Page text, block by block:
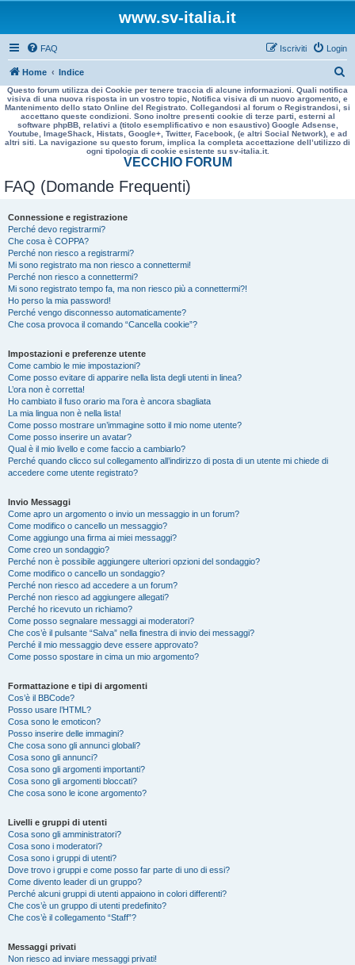
www.sv-italia.it
FAQ Login
Iscriviti
Home Indice
e
r
a
Questo forum utilizza dei Cookie per tenere traccia di alcune informazioni. Quali notifica
visiva di una nuova risposta in un vostro topic, Notifica visiva di un nuovo argomento, e
Mantenimento dello stato Online del Registrato. Collegandosi al forum o Registrandosi, si
accettano queste condizioni. Sono inoltre presenti cookie di terze parti, esterni al
software phpBB, relativi a (titolo esemplificativo e non esaustivo) Google Adsense,
Youtube, ImageShack, Histats, Google+, Twitter, Facebook, (e altri Social Network), e ad
altri siti. La navigazione su questo forum, implica la completa accettazione dell’utilizzo di
ogni tipologia di cookie esistente su sv-italia.it.
VECCHIO FORUM
FAQ (Domande Frequenti)
Connessione e registrazione
Perché devo registrarmi?
Che cosa è COPPA?
Perché non riesco a registrarmi?
Mi sono registrato ma non riesco a connettermi!
Perché non riesco a connettermi?
Mi sono registrato tempo fa, ma non riesco più a connettermi?!
Ho perso la mia password!
Perché vengo disconnesso automaticamente?
Che cosa provoca il comando “Cancella cookie”?
Impostazioni e preferenze utente
Come cambio le mie impostazioni?
Come posso evitare di apparire nella lista degli utenti in linea?
L’ora non è corretta!
Ho cambiato il fuso orario ma l’ora è ancora sbagliata
La mia lingua non è nella lista!
Come posso mostrare un’immagine sotto il mio nome utente?
Come posso inserire un avatar?
Qual è il mio livello e come faccio a cambiarlo?
Perché quando clicco sul collegamento all’indirizzo di posta di un utente mi chiede di
accedere come utente registrato?
Invio Messaggi
Come apro un argomento o invio un messaggio in un forum?
Come modifico o cancello un messaggio?
Come aggiungo una firma ai miei messaggi?
Come creo un sondaggio?
Perché non è possibile aggiungere ulteriori opzioni del sondaggio?
Come modifico o cancello un sondaggio?
Perché non riesco ad accedere a un forum?
Perché non riesco ad aggiungere allegati?
Perché ho ricevuto un richiamo?
Come posso segnalare messaggi ai moderatori?
Che cos’è il pulsante “Salva” nella finestra di invio dei messaggi?
Perché il mio messaggio deve essere approvato?
Come posso spostare in cima un mio argomento?
Formattazione e tipi di argomenti
Cos’è il BBCode?
Posso usare l’HTML?
Cosa sono le emoticon?
Posso inserire delle immagini?
Che cosa sono gli annunci globali?
Cosa sono gli annunci?
Cosa sono gli argomenti importanti?
Cosa sono gli argomenti bloccati?
Che cosa sono le icone argomento?
Livelli e gruppi di utenti
Cosa sono gli amministratori?
Cosa sono i moderatori?
Cosa sono i gruppi di utenti?
Dove trovo i gruppi e come posso far parte di uno di essi?
Come divento leader di un gruppo?
Perché alcuni gruppi di utenti appaiono in colori differenti?
Che cos’è un gruppo di utenti predefinito?
Che cos’è il collegamento “Staff”?
Messaggi privati
Non riesco ad inviare messaggi privati!